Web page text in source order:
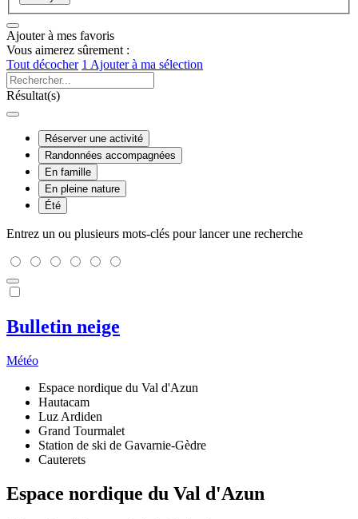
Ajouter à mes favoris
Vous aimerez sûrement :
Tout décocher 1 Ajouter à ma sélection
Résultat(s)
Réserver une activité
Randonnées accompagnées
En famille
En pleine nature
Été
Entrez un ou plusieurs mots-clés pour lancer une recherche
Bulletin neige
Météo
Espace nordique du Val d'Azun
Hautacam
Luz Ardiden
Grand Tourmalet
Station de ski de Gavarnie-Gèdre
Cauterets
Espace nordique du Val d'Azun